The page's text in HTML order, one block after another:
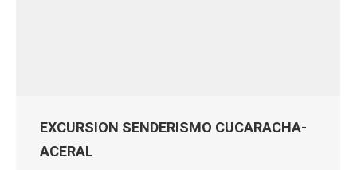
EXCURSION SENDERISMO CUCARACHA-
ACERAL